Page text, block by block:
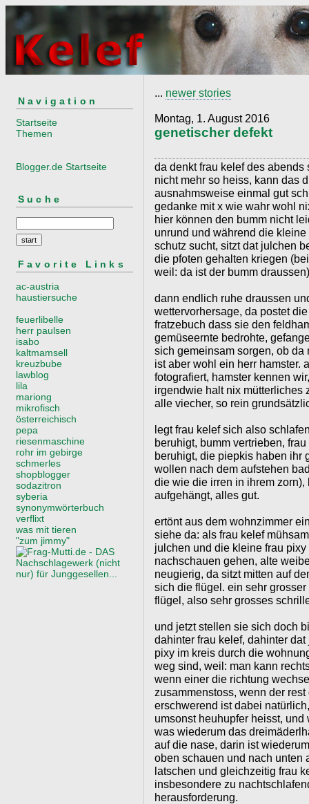
Navigation
Startseite
Themen
Blogger.de Startseite
Suche
Favorite Links
ac-austria
haustiersuche
feuerlibelle
herr paulsen
isabo
kaltmamsell
kreuzbube
lawblog
lila
mariong
mikrofisch
österreichisch
pepa
riesenmaschine
rohr im gebirge
schmerles
shopblogger
sodazitron
syberia
synonymwörterbuch
verflixt
was mit tieren
"zum jimmy"
... newer stories
Montag, 1. August 2016
genetischer defekt
da denkt frau kelef des
nicht mehr so heiss, kann das
ausnahmsweise einmal gut
gedanke mit x wie wahr wohl
hier können den bumm nicht
unrund und während die
schutz sucht, sitzt dat julchen
die pfoten gehalten kriegen
weil: da ist der bumm
dann endlich ruhe draussen
wettervorhersage, da postet
fratzebuch dass sie den
gemüseernte bedrohte,
sich gemeinsam sorgen, ob
ist aber wohl ein herr hamster.
fotografiert, hamster kennen
irgendwie halt nix mütterliches
alle viecher, so rein
legt frau kelef sich also
beruhigt, bumm vertrieben,
beruhigt, die piepkis haben ihr
wollen nach dem aufstehen
die wie die irren in ihrem
aufgehängt, alles gut.
ertönt aus dem wohnzimmer
siehe da: als frau kelef
julchen und die kleine frau
nachschauen gehen, alte
neugierig, da sitzt mitten auf
sich die flügel. ein sehr
flügel, also sehr grosses
und jetzt stellen sie sich doch
dahinter frau kelef, dahinter
pixy im kreis durch die
weg sind, weil: man kann
wenn einer die richtung
zusammenstoss, wenn der
erschwerend ist dabei
umsonst heuhupfer heisst,
was wiederum das
auf die nase, darin ist
oben schauen und nach unten
latschen und gleichzeitig frau
insbesondere zu
herausforderung.